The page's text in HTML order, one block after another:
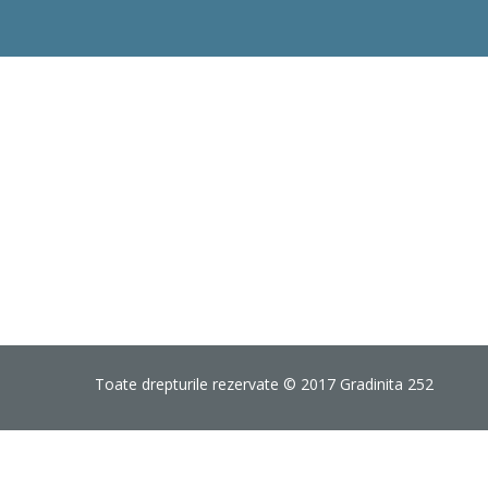
Toate drepturile rezervate © 2017 Gradinita 252